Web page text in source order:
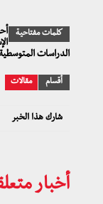
كلمات مفتاحية
الدراسات
أقسام مقالات
شارك هذا الخبر
أخبار